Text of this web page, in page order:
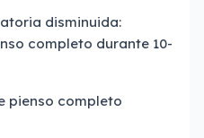
disminuida:
completo durante 10-
pienso completo